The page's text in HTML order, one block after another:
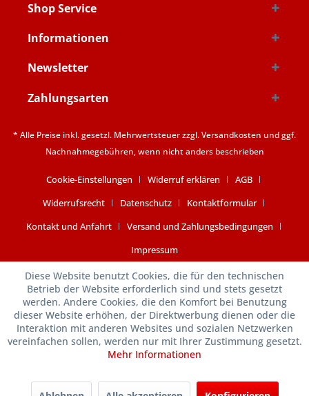
Shop Service
Informationen
Newsletter
Zahlungsarten
* Alle Preise inkl. gesetzl. Mehrwertsteuer zzgl.Versandkosten und ggf.
Nachnahmegebühren, wenn nicht anders beschrieben
Cookie-Einstellungen Widerruf erklären
AGB
Widerrufsrecht
Datenschutz
Kontaktformular
Kontakt und Anfahrt
Versand und Zahlungsbedingungen
Impressum
Diese Website benutzt Cookies, die für den technischen
Betrieb der Website erforderlich sind und stets gesetzt
werden. Andere Cookies, die den Komfort bei Benutzung
dieser Website erhöhen, der Direktwerbung dienen oder die
Interaktion mit anderen Websites und sozialen Netzwerken
vereinfachen sollen, werden nur mit Ihrer Zustimmung gesetzt.
Mehr Informationen